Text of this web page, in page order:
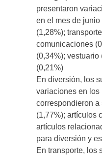
presentaron
en el mes de
(1,28%);
comunicaciones
(0,34%); vestuario
(0,21%)
En diversión, los
variaciones en los
correspondieron
(1,77%); artículos
artículos
para diversión y
En transporte, los